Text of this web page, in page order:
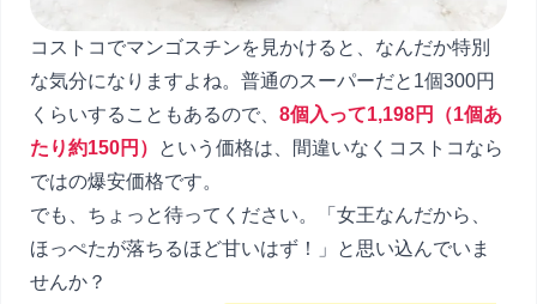
コストコでマンゴスチンを見かけると、なんだか特別
な気分になりますよね。普通のスーパーだと1個300円
くらいすることもあるので、 8個入って1,198円（1個あ
たり約150円）
という価格は、間違いなくコストコなら
ではの爆安価格です。
でも、ちょっと待ってください。「女王なんだから、
ほっぺたが落ちるほど甘いはず！」と思い込んでいま
せんか？